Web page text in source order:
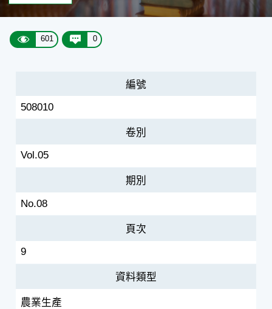
601 0
編號
508010
卷別
Vol.05
期別
No.08
頁次
9
資料類型
農業生產